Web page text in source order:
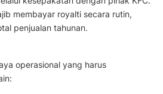
membayar royalti secara rutin,
penjualan tahunan.
operasional yang harus